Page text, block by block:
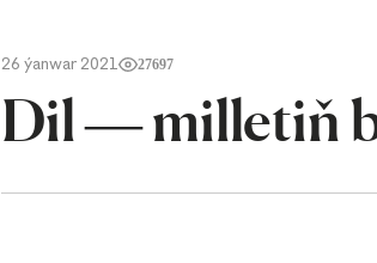
26 ýanwar 2021 27697
Dil — milletiň